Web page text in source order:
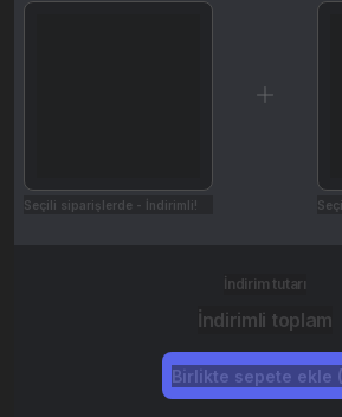
Seçili siparişlerde - İndirimli!
İndirim tutarı
İndirimli toplam
Birlikte sepete ekle